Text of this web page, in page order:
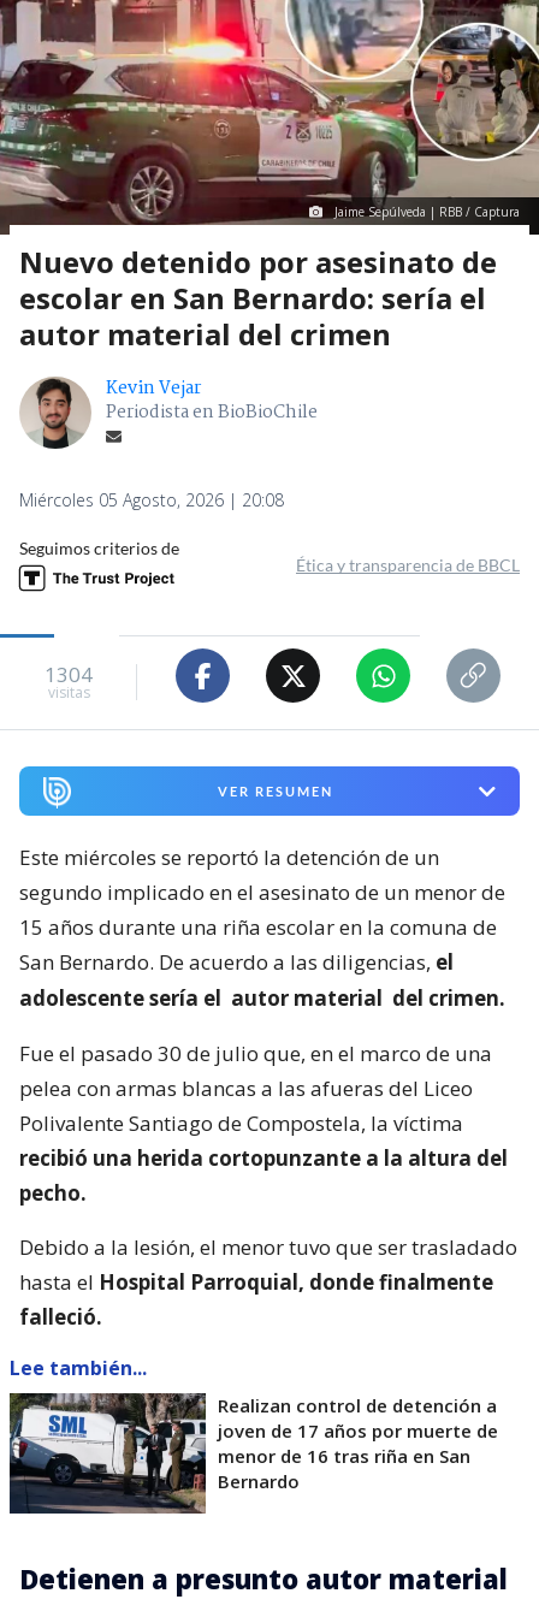
Jaime Sepúlveda | RBB / Captura
Nuevo detenido por asesinato de
escolar en San Bernardo: sería el
autor material del crimen
Kevin Vejar
Periodista en BioBioChile
Miércoles 05 Agosto, 2026 | 20:08
Seguimos criterios de
Ética y transparencia de BBCL
1304
visitas
VER RESUMEN
Este miércoles se reportó la detención de un
segundo implicado en el asesinato de un menor de
15 años durante una riña escolar en la comuna de
San Bernardo. De acuerdo a las diligencias, el
adolescente sería el autor material del crimen.
Fue el pasado 30 de julio que, en el marco de una
pelea con armas blancas a las afueras del Liceo
Polivalente Santiago de Compostela, la víctima
recibió una herida cortopunzante a la altura del
pecho.
Debido a la lesión, el menor tuvo que ser trasladado
hasta el Hospital Parroquial, donde finalmente
falleció.
Lee también...
Realizan control de detención a
joven de 17 años por muerte de
menor de 16 tras riña en San
Bernardo
Detienen a presunto autor material